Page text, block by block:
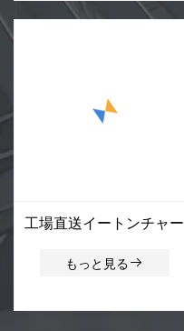
工場直送イートンチャー
もっと見る